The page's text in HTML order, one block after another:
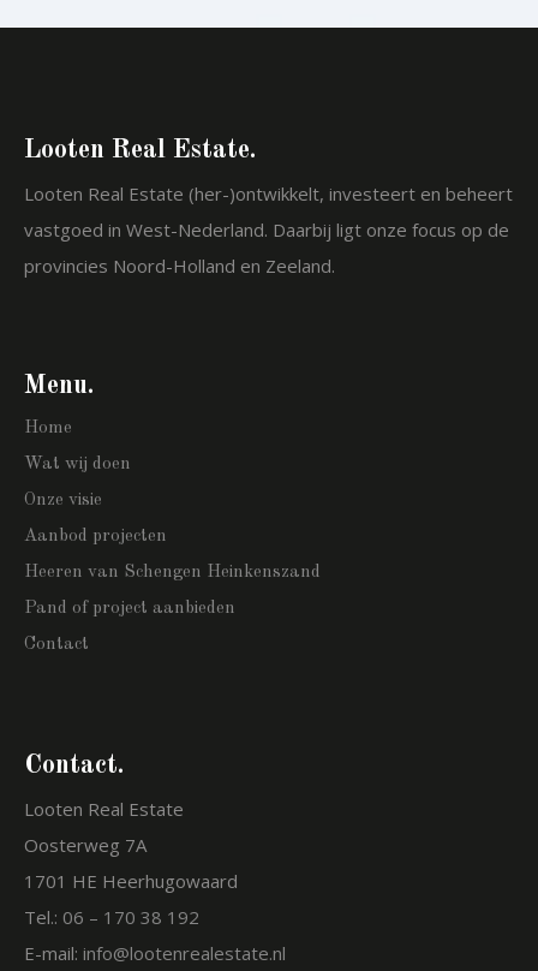
Looten Real Estate.
Looten Real Estate (her-)ontwikkelt, investeert en beheert
vastgoed in West-Nederland. Daarbij ligt onze focus op de
provincies Noord-Holland en Zeeland.
Menu.
Home
Wat wij doen
Onze visie
Aanbod projecten
Heeren van Schengen Heinkenszand
Pand of project aanbieden
Contact
Contact.
Looten Real Estate
Oosterweg 7A
1701 HE Heerhugowaard
Tel.: 06 – 170 38 192
E-mail: info@lootenrealestate.nl